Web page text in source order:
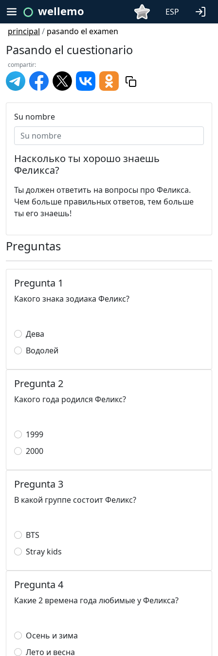
wellemo
ESP
principal / pasando el examen
Pasando el cuestionario
compartir:
Su nombre
Насколько ты хорошо знаешь
Феликса?
Ты должен ответить на вопросы про Феликса.
Чем больше правильных ответов, тем больше
ты его знаешь!
Preguntas
Pregunta 1
Какого знака зодиака Феликс?
Дева
Водолей
Pregunta 2
Какого года родился Феликс?
1999
2000
Pregunta 3
В какой группе состоит Феликс?
ВТS
Stray kids
Pregunta 4
Какие 2 времена года любимые у Феликса?
Осень и зима
Лето и весна